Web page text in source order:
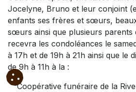
Jocelyne, Bruno et leur conjoint
enfants ses frères et sœurs,
sœurs ainsi que plusieurs parents
recevra les condoléances le
à 17h et de 19h à 21h ainsi que le
de 9h à 11h à la :
Coopérative funéraire de la